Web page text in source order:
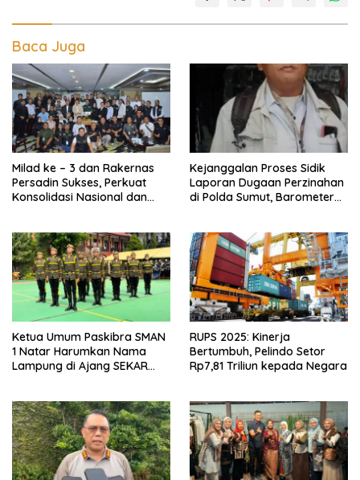
Baca Juga
Milad ke – 3 dan Rakernas
Persadin Sukses, Perkuat
Konsolidasi Nasional dan
Kejanggalan Proses Sidik
Laporan Dugaan Perzinahan
di Polda Sumut, Barometer
Ketua Umum Paskibra SMAN
1 Natar Harumkan Nama
Lampung di Ajang SEKAR
RUPS 2025: Kinerja
Bertumbuh, Pelindo Setor
Rp7,81 Triliun kepada Negara